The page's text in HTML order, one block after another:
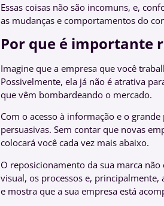
Essas coisas não são incomuns, e,
as mudanças e comportamentos do
Por que é importante
Imagine que a empresa que você
Possivelmente, ela já não é atrativa
que vêm bombardeando o mercado.
Com o acesso à informação e o
persuasivas. Sem contar que novas
colocará você cada vez mais abaixo.
O reposicionamento da sua marca
visual, os processos e,
e mostra que a sua empresa está